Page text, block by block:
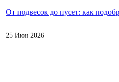
От подвесок до пусет: как
25 Июн 2026